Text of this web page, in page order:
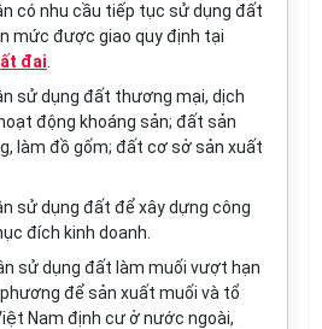
có nhu cầu tiếp tục sử dụng đất
mức được giao quy định tại
đai
sử dụng đất thương mại, dịch
động khoáng sản; đất sản
làm đồ gốm; đất cơ sở sản xuất
sử dụng đất để xây dựng công
đích kinh doanh.
sử dụng đất làm muối vượt hạn
để sản xuất muối và tổ
Nam định cư ở nước ngoài,